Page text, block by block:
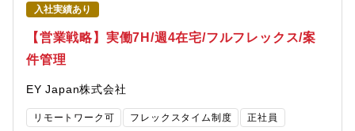
入社実績あり
【営業戦略】実働7H/週4在宅/フルフレックス/案
件管理
EY Japan株式会社
リモートワーク可 フレックスタイム制度 正社員